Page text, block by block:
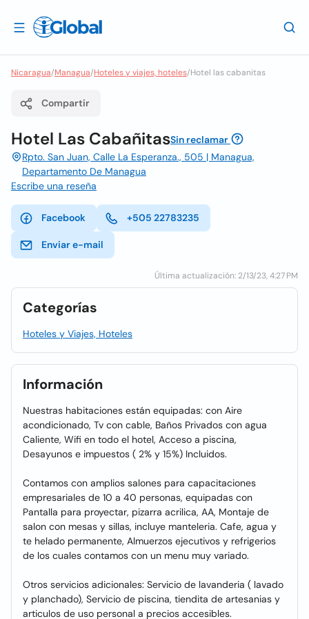
Nicaragua/Managua/Hoteles y viajes, hoteles/Hotel las cabanitas
Compartir
Hotel Las CabañitasSin reclamar
Rpto. San Juan, Calle La Esperanza., 505 | Managua,
Departamento De Managua
Escribe una reseña
Facebook +505 22783235
Enviar e-mail
Última actualización: 2/13/23, 4:27 PM
Categorías
Hoteles y Viajes, Hoteles
Información
Nuestras habitaciones están equipadas: con Aire
acondicionado, Tv con cable, Baños Privados con agua
Caliente, Wifi en todo el hotel, Acceso a piscina,
Desayunos e impuestos ( 2% y 15%) Incluidos.
Contamos con amplios salones para capacitaciones
empresariales de 10 a 40 personas, equipadas con
Pantalla para proyectar, pizarra acrilica, AA, Montaje de
salon con mesas y sillas, incluye manteleria. Cafe, agua y
te helado permanente, Almuerzos ejecutivos y refrigerios
de los cuales contamos con un menu muy variado.
Otros servicios adicionales: Servicio de lavanderia ( lavado
y planchado), Servicio de piscina, tiendita de artesanias y
articulos de uso personal a precios accesibles.